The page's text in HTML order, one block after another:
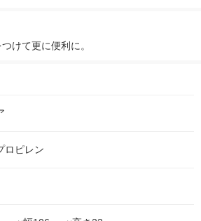
けて更に便利に。
ロピレン